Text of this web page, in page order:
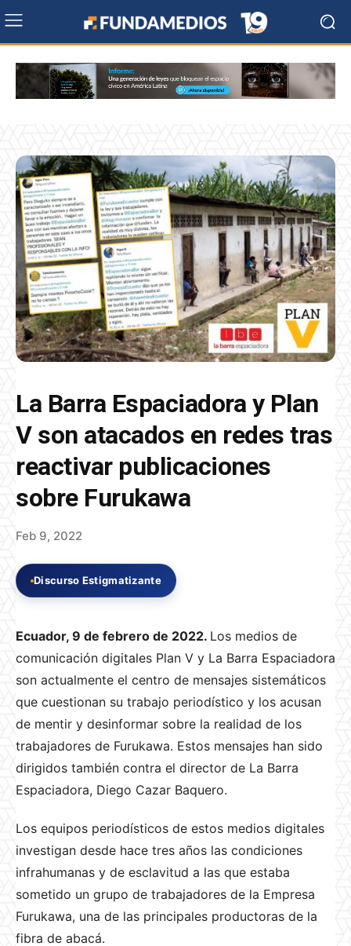
La Barra Espaciadora y Plan
V son atacados en redes tras
reactivar publicaciones
sobre Furukawa
Feb 9, 2022
Discurso Estigmatizante
Ecuador, 9 de febrero de 2022. Los medios de
comunicación digitales Plan V y La Barra Espaciadora
son actualmente el centro de mensajes sistemáticos
que cuestionan su trabajo periodístico y los acusan
de mentir y desinformar sobre la realidad de los
trabajadores de Furukawa. Estos mensajes han sido
dirigidos también contra el director de La Barra
Espaciadora, Diego Cazar Baquero.
Los equipos periodísticos de estos medios digitales
investigan desde hace tres años las condiciones
infrahumanas y de esclavitud a las que estaba
sometido un grupo de trabajadores de la Empresa
Furukawa, una de las principales productoras de la
fibra de abacá.